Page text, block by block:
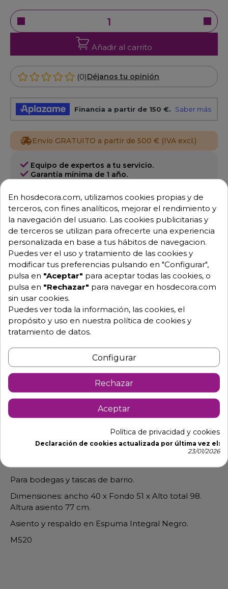
Añadir al carrito
(0)Déjanos tu opinión
Envío GRATUITO a partir de 500 € (IVA excl.)
Equipo de expertos a tu servicio.
Garantía mínima de 1 año.
Consulta tus dudas con nosotros.
976 25 59 91
info@hosdecora.com
Hablemos
Pide tu presupuesto
Detalles de producto
Banqueta alta de hostelería para
Asiento y respaldo de espuma integral en color negra
Para bodegas y tascas de barrio.
Dimensiones: ancho 40 x Fondo 51 x Alto total 98.
Altura asiento 77 cm.
Asiento y respaldo en Espuma Integral Negro.
M520
En hosdecora.com, utilizamos cookies propias y de
terceros, con fines analíticos, mejorar el rendimiento y
la navegación del usuario. Las cookies publicitarias y
de terceros se utilizan para ofrecerte una experiencia
personalizada en base a tus hábitos de navegacion.
Puedes ver el uso y tratamiento de las cookies y
modificar tus preferencias pulsando en "Configurar",
pulsa en "Aceptar" para aceptar todas las cookies, o
pulsa en "Rechazar" para navegar en hosdecora.com
sin usar cookies.
Puedes ver toda la información, las cookies, el
propósito y uso en nuestra política de cookies y
tratamiento de datos.
Configurar
Rechazar
Aceptar
Política de privacidad y cookies
Declaración de cookies actualizada por última vez el:
23/01/2026